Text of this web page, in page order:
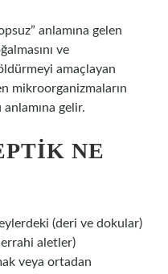
anlamına gelen
ve
amaçlayan
mikroorganizmaların
gelir.
NE
(deri ve dokular)
aletler)
veya ortadan